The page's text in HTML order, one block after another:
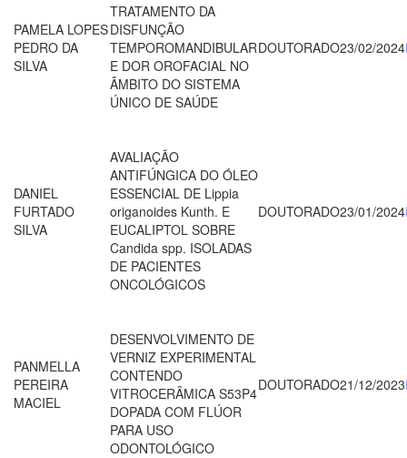
PAMELA LOPES
PEDRO DA
SILVA
TRATAMENTO DA
DISFUNÇÃO
TEMPOROMANDIBULAR
E DOR OROFACIAL NO
ÂMBITO DO SISTEMA
ÚNICO DE SAÚDE
DOUTORADO23/02/2024
DANIEL
FURTADO
SILVA
AVALIAÇÃO
ANTIFÚNGICA DO ÓLEO
ESSENCIAL DE Lippia
origanoides Kunth. E
EUCALIPTOL SOBRE
Candida spp. ISOLADAS
DE PACIENTES
ONCOLÓGICOS
DOUTORADO23/01/2024
PANMELLA
PEREIRA
MACIEL
DESENVOLVIMENTO DE
VERNIZ EXPERIMENTAL
CONTENDO
VITROCERÂMICA S53P4
DOPADA COM FLÚOR
PARA USO
ODONTOLÓGICO
DOUTORADO21/12/2023